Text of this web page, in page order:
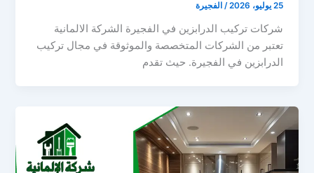
25 يوليو، 2026 / الفجيرة
شركات تركيب الدرابزين في الفجيرة الشركة الالمانية
تعتبر من الشركات المتخصصة والموثوقة في مجال تركيب
الدرابزين في الفجيرة. حيث تقدم